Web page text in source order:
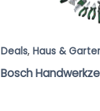
Deals, Haus &
Bosch